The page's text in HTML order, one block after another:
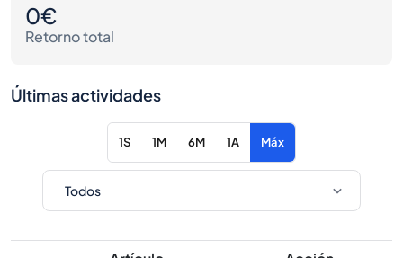
0€
Retorno total
Últimas actividades
1S 1M 6M 1A Máx